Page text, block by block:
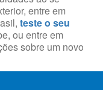
entre em
teste o seu
ou entre em
sobre um novo